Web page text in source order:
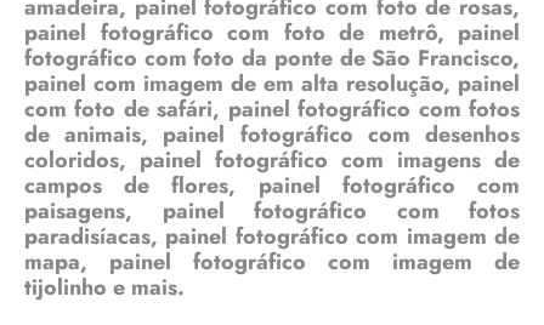
amadeira, painel fotográfico com foto de rosas,
painel fotográfico com foto de metrô, painel
fotográfico com foto da ponte de São Francisco,
painel com imagem de em alta resolução, painel
com foto de safári, painel fotográfico com fotos
de animais, painel fotográfico com desenhos
coloridos, painel fotográfico com imagens de
campos de flores, painel fotográfico com
paisagens, painel fotográfico com fotos
paradisíacas, painel fotográfico com imagem de
mapa, painel fotográfico com imagem de
tijolinho e mais.